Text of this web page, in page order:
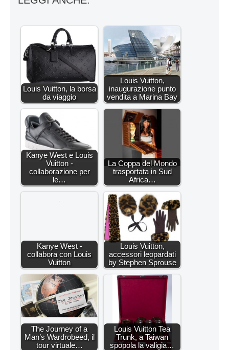
Louis Vuitton, la borsa
da viaggio
Louis Vuitton,
inaugurazione punto
vendita a Marina Bay
Kanye West e Louis
Vuitton -
collaborazione per
le…
La Coppa del Mondo
trasportata in Sud
Africa…
Kanye West -
collabora con Louis
Vuitton
Louis Vuitton,
accessori leopardati
by Stephen Sprouse
The Journey of a
Man’s Wardrobeed, il
tour virtuale…
Louis Vuitton Tea
Trunk, a Taiwan
spopola la valigia…